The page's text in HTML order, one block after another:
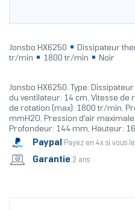
Jonsbo HX6250 Dissipateur
tr/min
1800 tr/min Noir
Jonsbo HX6250. Type:
du ventilateur: 14 cm, Vitesse de
de rotation (max): 1800 tr/min,
mmH2O, Pression d'air
Profondeur: 144 mm, Hauteur:
Paypal Payez en 4x si vous
Garantie 2 ans